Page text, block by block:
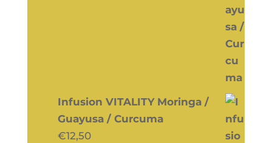
Infusion VITALITY Moringa /
Guayusa / Curcuma
€12,50